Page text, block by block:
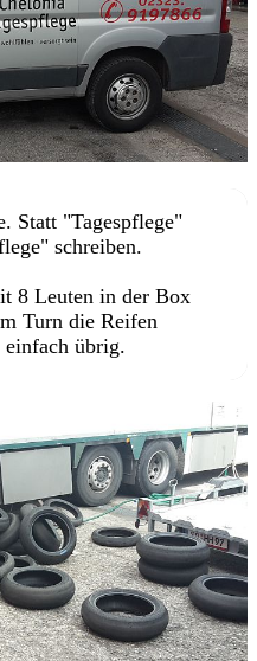
Statt "Tagespflege"
schreiben.
8 Leuten in der Box
Turn die Reifen
einfach übrig.